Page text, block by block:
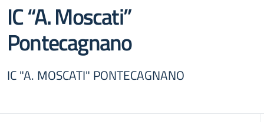
IC “A. Moscati”
Pontecagnano
IC "A. MOSCATI" PONTECAGNANO